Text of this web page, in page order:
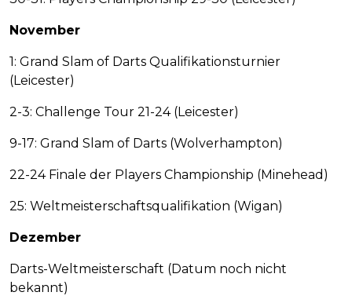
November
1: Grand Slam of Darts Qualifikationsturnier
(Leicester)
2-3: Challenge Tour 21-24 (Leicester)
9-17: Grand Slam of Darts (Wolverhampton)
22-24 Finale der Players Championship (Minehead)
25: Weltmeisterschaftsqualifikation (Wigan)
Dezember
Darts-Weltmeisterschaft (Datum noch nicht
bekannt)